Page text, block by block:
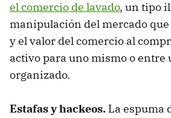
el comercio de lavado, un tipo
manipulación del mercado
y el valor del comercio al
activo para uno mismo o entre
organizado.
Estafas y hackeos. La espuma